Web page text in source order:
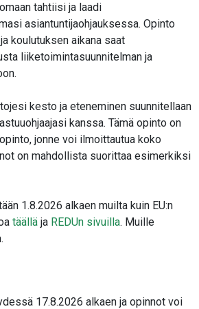
tahtiisi ja laadi
asiantuntijaohjauksessa. Opinto
koulutuksen aikana saat
liiketoimintasuunnitelman ja
kesto ja eteneminen suunnitellaan
kanssa. Tämä opinto on
jonne voi ilmoittautua koko
on mahdollista suorittaa esimerkiksi
1.8.2026 alkaen muilta kuin EU:n
täällä ja REDUn sivuilla. Muille
17.8.2026 alkaen ja opinnot voi